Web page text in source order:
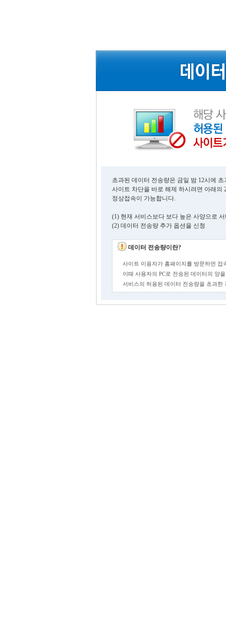
초과된 데이터 전송량은 금일 밤 12시에
사이트 차단을 바로 해제 하시려면 아래의
정상접속이 가능합니다.
(1) 현재 서비스보다 보다 높은 사양으로
(2) 데이터 전송량 추가 옵션을 신청
데이터 전송량이란?
사이트 이용자가 홈페이지를 방문하면 접
이때 사용자의 PC로 전송된 데이터의 양
서비스의 허용된 데이터 전송량을 초과